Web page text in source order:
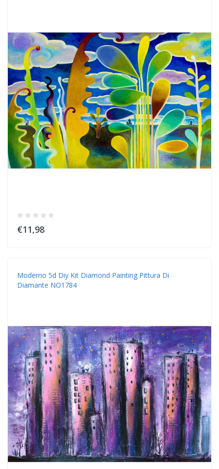
€11,98
Moderno 5d Diy Kit Diamond Painting Pittura Di
Diamante NO1784